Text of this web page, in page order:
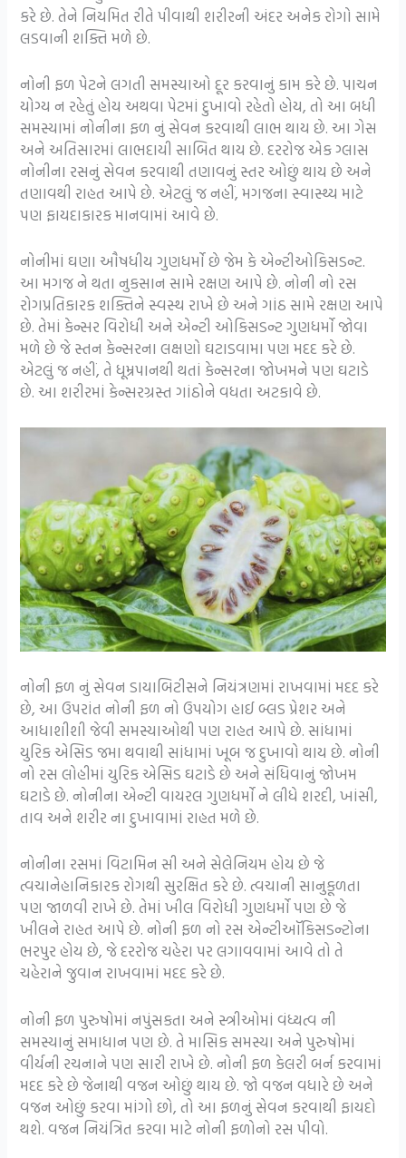
કરે છે. તેને નિયમિત રીતે પીવાથી શરીરની અંદર અનેક રોગો સામે
લડવાની શક્તિ મળે છે.
નોની ફળ પેટને લગતી સમસ્યાઓ દૂર કરવાનું કામ કરે છે. પાચન
યોગ્ય ન રહેતું હોય અથવા પેટમાં દુખાવો રહેતો હોય, તો આ બધી
સમસ્યામાં નોનીના ફળ નું સેવન કરવાથી લાભ થાય છે. આ ગેસ
અને અતિસારમાં લાભદાયી સાબિત થાય છે. દરરોજ એક ગ્લાસ
નોનીના રસનું સેવન કરવાથી તણાવનું સ્તર ઓછું થાય છે અને
તણાવથી રાહત આપે છે. એટલું જ નહીં, મગજના સ્વાસ્થ્ય માટે
પણ ફાયદાકારક માનવામાં આવે છે.
નોનીમાં ઘણા ઔષધીય ગુણધર્મો છે જેમ કે એન્ટીઓકિસડન્ટ.
આ મગજ ને થતા નુકસાન સામે રક્ષણ આપે છે. નોની નો રસ
રોગપ્રતિકારક શક્તિને સ્વસ્થ રાખે છે અને ગાંઠ સામે રક્ષણ આપે
છે. તેમાં કેન્સર વિરોધી અને એન્ટી ઓકિસડન્ટ ગુણધર્મો જોવા
મળે છે જે સ્તન કેન્સરના લક્ષણો ઘટાડવામા પણ મદદ કરે છે.
એટલું જ નહીં, તે ધૂમ્રપાનથી થતાં કેન્સરના જોખમને પણ ઘટાડે
છે. આ શરીરમાં કેન્સરગ્રસ્ત ગાંઠોને વધતા અટકાવે છે.
નોની ફળ નું સેવન ડાયાબિટીસને નિયંત્રણમાં રાખવામાં મદદ કરે
છે, આ ઉપરાંત નોની ફળ નો ઉપયોગ હાઈ બ્લડ પ્રેશર અને
આધાશીશી જેવી સમસ્યાઓથી પણ રાહત આપે છે. સાંધામાં
યુરિક એસિડ જમા થવાથી સાંધામાં ખૂબ જ દુખાવો થાય છે. નોની
નો રસ લોહીમાં યુરિક એસિડ ઘટાડે છે અને સંધિવાનું જોખમ
ઘટાડે છે. નોનીના એન્ટી વાયરલ ગુણધર્મો ને લીધે શરદી, ખાંસી,
તાવ અને શરીર ના દુખાવામાં રાહત મળે છે.
નોનીના રસમાં વિટામિન સી અને સેલેનિયમ હોય છે જે
ત્વચાનેહાનિકારક રોગથી સુરક્ષિત કરે છે. ત્વચાની સાનુકૂળતા
પણ જાળવી રાખે છે. તેમાં ખીલ વિરોધી ગુણધર્મો પણ છે જે
ખીલને રાહત આપે છે. નોની ફળ નો રસ એન્ટીઑકિસડન્ટોના
ભરપુર હોય છે, જે દરરોજ ચહેરા પર લગાવવામાં આવે તો તે
ચહેરાને જુવાન રાખવામાં મદદ કરે છે.
નોની ફળ પુરુષોમાં નપુંસકતા અને સ્ત્રીઓમાં વંધ્યત્વ ની
સમસ્યાનું સમાધાન પણ છે. તે માસિક સમસ્યા અને પુરુષોમાં
વીર્યની રચનાને પણ સારી રાખે છે. નોની ફળ કેલરી બર્ન કરવામાં
મદદ કરે છે જેનાથી વજન ઓછું થાય છે. જો વજન વધારે છે અને
વજન ઓછું કરવા માંગો છો, તો આ ફળનું સેવન કરવાથી ફાયદો
થશે. વજન નિયંત્રિત કરવા માટે નોની ફળોનો રસ પીવો.